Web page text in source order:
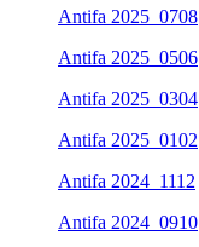
Antifa 2025_0708
Antifa 2025_0506
Antifa 2025_0304
Antifa 2025_0102
Antifa 2024_1112
Antifa 2024_0910